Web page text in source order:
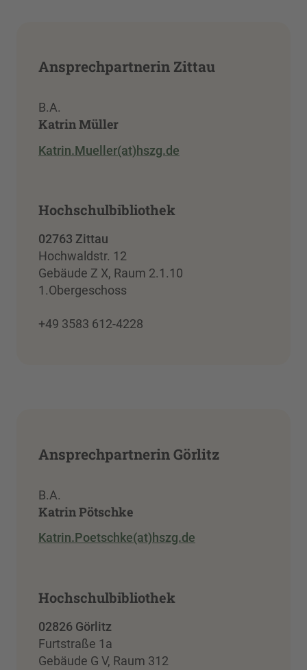
Ansprechpartnerin Zittau
B.A.
Katrin Müller
Katrin.Mueller(at)hszg.de
Hochschulbibliothek
02763 Zittau
Hochwaldstr. 12
Gebäude Z X, Raum 2.1.10
1.Obergeschoss
+49 3583 612-4228
Ansprechpartnerin Görlitz
B.A.
Katrin Pötschke
Katrin.Poetschke(at)hszg.de
Hochschulbibliothek
02826 Görlitz
Furtstraße 1a
Gebäude G V, Raum 312